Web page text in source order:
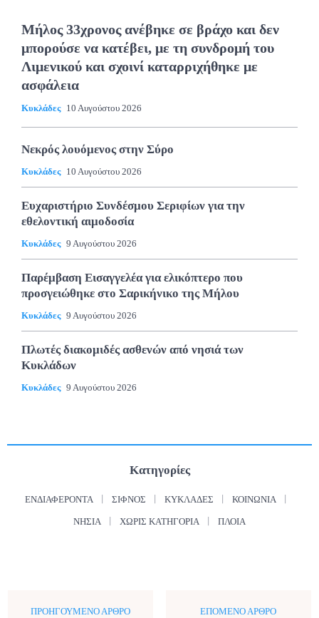
Μήλος 33χρονος ανέβηκε σε βράχο και δεν
μπορούσε να κατέβει, με τη συνδρομή του
Λιμενικού και σχοινί καταρριχήθηκε με
ασφάλεια
Κυκλάδες 10 Αυγούστου 2026
Νεκρός λουόμενος στην Σύρο
Κυκλάδες 10 Αυγούστου 2026
Ευχαριστήριο Συνδέσμου Σεριφίων για την
εθελοντική αιμοδοσία
Κυκλάδες 9 Αυγούστου 2026
Παρέμβαση Εισαγγελέα για ελικόπτερο που
προσγειώθηκε στο Σαρικήνικο της Μήλου
Κυκλάδες 9 Αυγούστου 2026
Πλωτές διακομιδές ασθενών από νησιά των
Κυκλάδων
Κυκλάδες 9 Αυγούστου 2026
Κατηγορίες
ΕΝΔΙΑΦΈΡΟΝΤΑ ΣΊΦΝΟΣ ΚΥΚΛΆΔΕΣ ΚΟΙΝΩΝΊΑ
ΝΗΣΙΆ ΧΩΡΊΣ ΚΑΤΗΓΟΡΊΑ ΠΛΟΊΑ
ΠΡΟΗΓΟΎΜΕΝΟ ΆΡΘΡΟ ΕΠΌΜΕΝΟ ΆΡΘΡΟ